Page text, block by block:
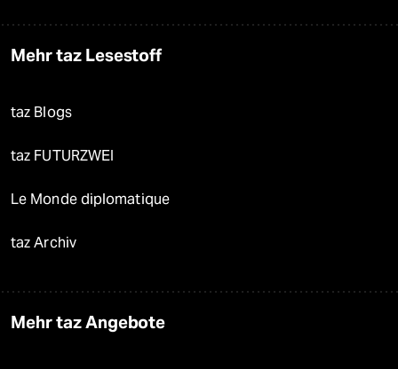
Mehr taz Lesestoff
taz Blogs
taz FUTURZWEI
Le Monde diplomatique
taz Archiv
Mehr taz Angebote